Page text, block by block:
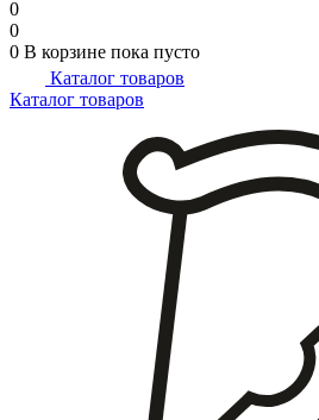
0
0
0 В корзине пока пусто
Каталог товаров
Каталог товаров